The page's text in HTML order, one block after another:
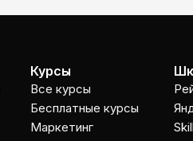
Курсы
Все курсы
Бесплатные курсы
Маркетинг